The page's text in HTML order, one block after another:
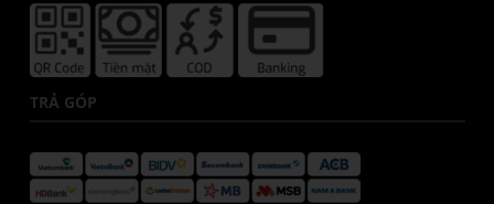
TRẢ GÓP